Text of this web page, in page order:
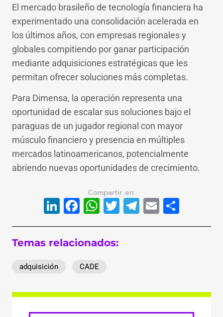
El mercado brasileño de tecnología financiera ha
experimentado una consolidación acelerada en
los últimos años, con empresas regionales y
globales compitiendo por ganar participación
mediante adquisiciones estratégicas que les
permitan ofrecer soluciones más completas.
Para Dimensa, la operación representa una
oportunidad de escalar sus soluciones bajo el
paraguas de un jugador regional con mayor
músculo financiero y presencia en múltiples
mercados latinoamericanos, potencialmente
abriendo nuevas oportunidades de crecimiento.
LinkedIn
Facebook
WhatsApp
Twitter
Telegram
Email
Temas relacionados:
adquisición CADE